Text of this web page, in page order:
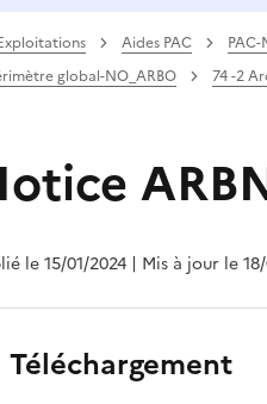
Aides PAC
global-NO_ARBO 74 -2
le 15/01/2024 | Mis à jour le
Téléchargement